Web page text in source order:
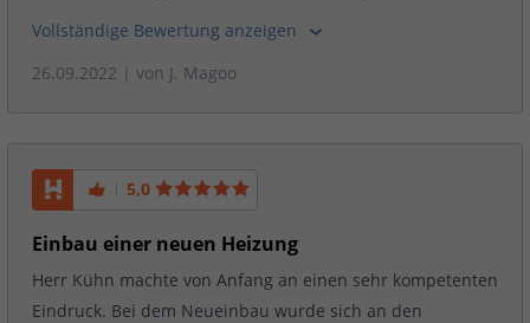
Vollständige Bewertung anzeigen
26.09.2022 | von J. Magoo
5,0
Einbau einer neuen Heizung
Herr Kühn machte von Anfang an einen sehr kompetenten
Eindruck. Bei dem Neueinbau wurde sich an den